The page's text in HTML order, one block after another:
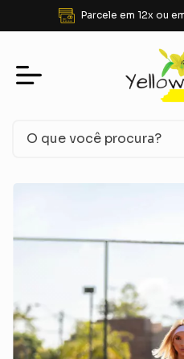
Parcele em 12x ou